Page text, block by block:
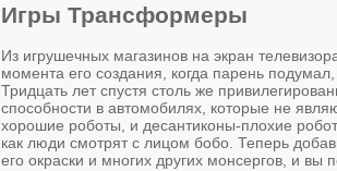
Игры Трансформеры
Из игрушечных магазинов на экран
момента его создания, когда парень
Тридцать лет спустя столь же
способности в автомобилях, которые не
хорошие роботы, и десантиконы-плохие
как люди смотрят с лицом бобо. Теперь
его окраски и многих других монсергов, и